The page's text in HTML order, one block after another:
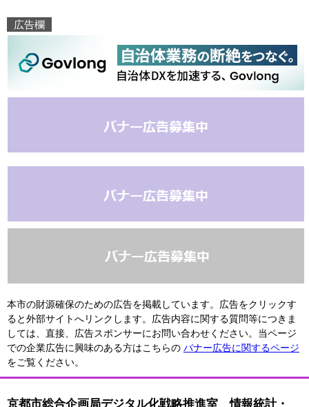
広告欄
本市の財源確保のための広告を掲載しています。広告をクリックす
ると外部サイトへリンクします。広告内容に関する質問等につきま
しては、直接、広告スポンサーにお問い合わせください。当ページ
での企業広告に興味のある方はこちらの バナー広告に関するページ
をご覧ください。
京都市総合企画局デジタル化戦略推進室 情報統計・